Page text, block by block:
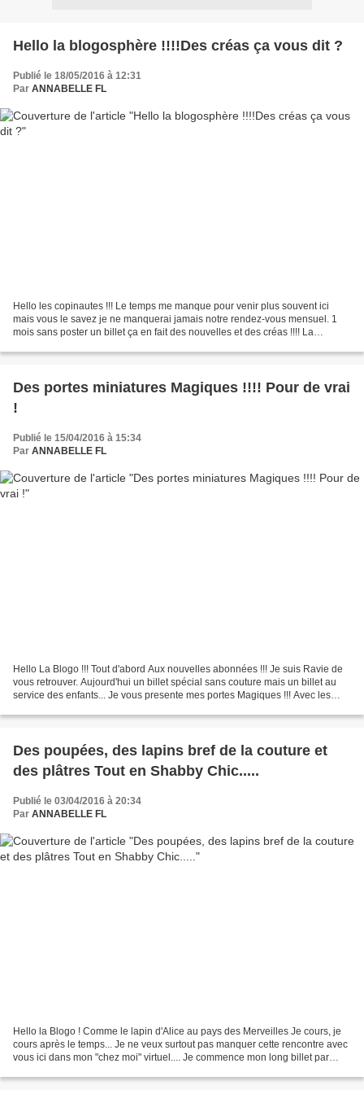
Hello la blogosphère !!!!Des créas ça vous dit ?
Publié le 18/05/2016 à 12:31
Par ANNABELLE FL
Hello les copinautes !!! Le temps me manque pour venir plus souvent ici
mais vous le savez je ne manquerai jamais notre rendez-vous mensuel. 1
mois sans poster un billet ça en fait des nouvelles et des créas !!!! La
Des portes miniatures Magiques !!!! Pour de vrai
!
Publié le 15/04/2016 à 15:34
Par ANNABELLE FL
Hello La Blogo !!! Tout d'abord Aux nouvelles abonnées !!! Je suis Ravie de
vous retrouver. Aujourd'hui un billet spécial sans couture mais un billet au
service des enfants... Je vous presente mes portes Magiques !!! Avec les
Des poupées, des lapins bref de la couture et
des plâtres Tout en Shabby Chic.....
Publié le 03/04/2016 à 20:34
Par ANNABELLE FL
Hello la Blogo ! Comme le lapin d'Alice au pays des Merveilles Je cours, je
cours après le temps... Je ne veux surtout pas manquer cette rencontre avec
vous ici dans mon "chez moi" virtuel.... Je commence mon long billet par